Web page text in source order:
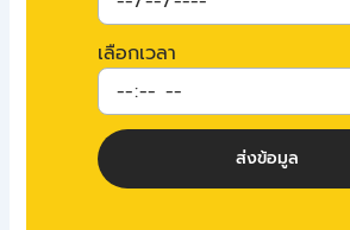
เลือกเวลา
ส่งข้อมูล